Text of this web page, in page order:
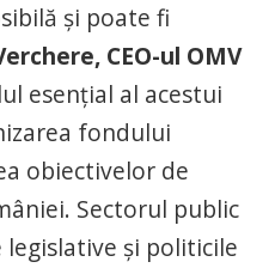
și poate fi
CEO-ul OMV
esențial al acestui
fondului
obiectivelor de
Sectorul public
și politicile